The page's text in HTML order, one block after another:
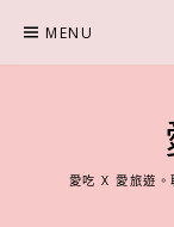
content
MENU
愛吃 X 愛旅遊。